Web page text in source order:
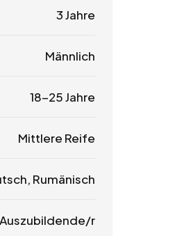
3 Jahre
Männlich
18-25 Jahre
Mittlere Reife
Rumänisch
Auszubildende/r